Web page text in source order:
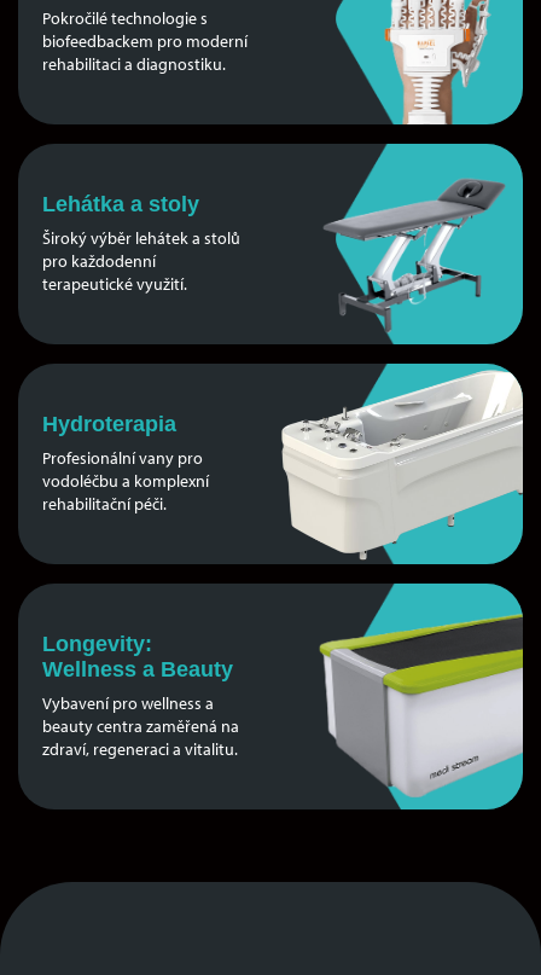
Pokročilé technologie s
biofeedbackem pro moderní
rehabilitaci a diagnostiku.
Lehátka a stoly
Široký výběr lehátek a stolů
pro každodenní
terapeutické využití.
Hydroterapia
Profesionální vany pro
vodoléčbu a komplexní
rehabilitační péči.
Longevity:
Wellness a Beauty
Vybavení pro wellness a
beauty centra zaměřená na
zdraví, regeneraci a vitalitu.